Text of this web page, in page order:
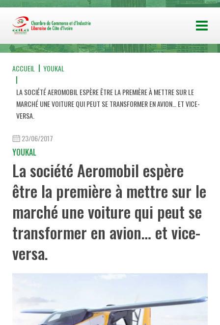
ACCUEIL YOUKAL
LA SOCIÉTÉ AEROMOBIL ESPÈRE ÊTRE LA PREMIÈRE À METTRE SUR LE
MARCHÉ UNE VOITURE QUI PEUT SE TRANSFORMER EN AVION… ET VICE-
VERSA.
23/06/2017
YOUKAL
La société Aeromobil espère
être la première à mettre sur le
marché une voiture qui peut se
transformer en avion… et vice-
versa.